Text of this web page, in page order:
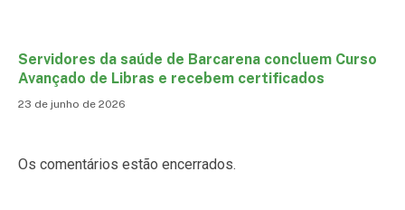
Servidores da saúde de Barcarena concluem Curso
Avançado de Libras e recebem certificados
23 de junho de 2026
Os comentários estão encerrados.